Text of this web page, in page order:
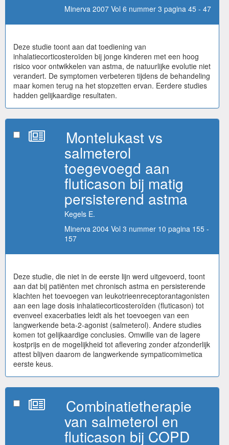
Minerva 2007 Vol 6 nummer 3 pagina 45 - 47
Deze studie toont aan dat toediening van
inhalatiecorticosteroïden bij jonge kinderen met een hoog
risico voor ontwikkelen van astma, de natuurlijke evolutie niet
verandert. De symptomen verbeteren tijdens de behandeling
maar komen terug na het stopzetten ervan. Eerdere studies
hadden gelijkaardige resultaten.
Montelukast vs
salmeterol
toegevoegd aan
fluticason bij matig
persisterend astma
Kegels E.
Minerva 2004 Vol 3 nummer 10 pagina 155 -
157
Deze studie, die niet in de eerste lijn werd uitgevoerd, toont
aan dat bij patiënten met chronisch astma en persisterende
klachten het toevoegen van leukotrieenreceptorantagonisten
aan een lage dosis inhalatiecorticosteroïden (fluticason) tot
evenveel exacerbaties leidt als het toevoegen van een
langwerkende beta-2-agonist (salmeterol). Andere studies
komen tot gelijkaardige conclusies. Omwille van de lagere
kostprijs en de mogelijkheid tot aflevering zonder afzonderlijk
attest blijven daarom de langwerkende sympaticomimetica
eerste keus.
Combinatietherapie
van salmeterol en
fluticason bij COPD